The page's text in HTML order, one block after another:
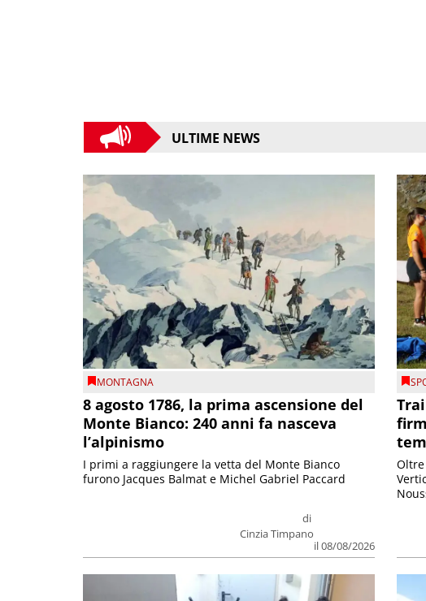
ULTIME NEWS
MONTAGNA
8 agosto 1786, la prima ascensione del
Monte Bianco: 240 anni fa nasceva
l’alpinismo
di
Cinzia Timpano
il 08/08/2026
I primi a raggiungere la vetta del Monte Bianco
furono Jacques Balmat e Michel Gabriel Paccard